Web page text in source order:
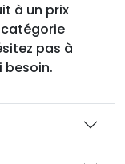
à un prix
catégorie
pas à
besoin.